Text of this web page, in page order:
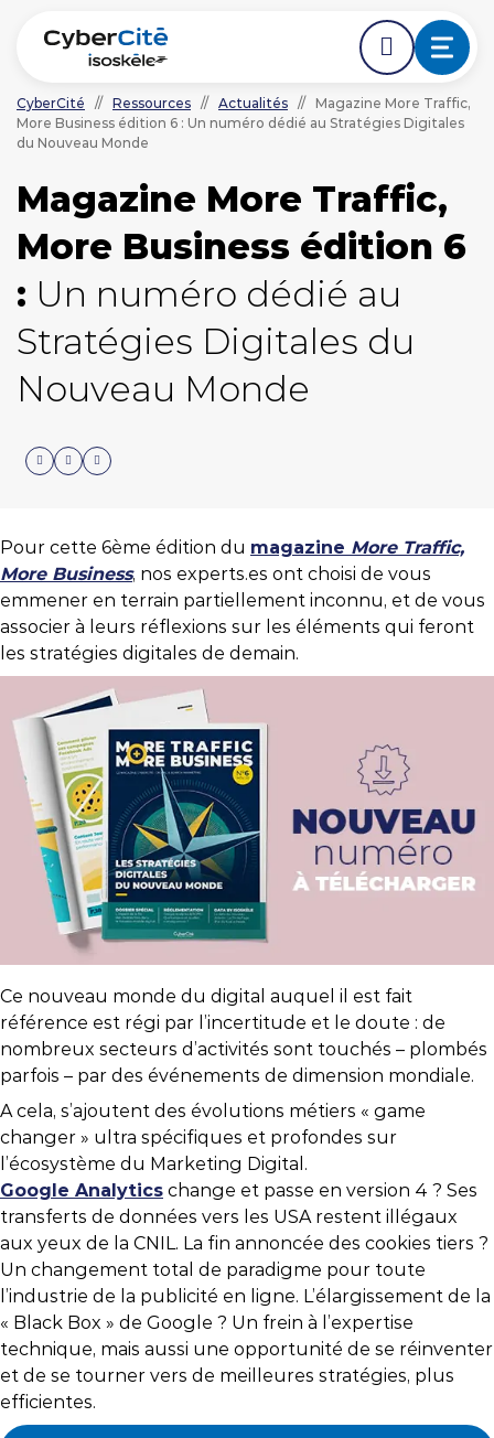
ACCÉDER DIRECTEMENT AU CONTENU PRINCIPAL
L'agence
Ressources
Nos clients
DIRECTEMENT AVANT LE DÉBUT DE LA
CyberCité // Ressources // Actualités // Magazine More Traffic,
More Business édition 6 : Un numéro dédié au Stratégies Digitales
du Nouveau Monde
Magazine More Traffic,
More Business édition 6
: Un numéro dédié au
Stratégies Digitales du
Nouveau Monde
Pour cette 6ème édition du magazine More Traffic,
More Business, nos experts.es ont choisi de vous
emmener en terrain partiellement inconnu, et de vous
associer à leurs réflexions sur les éléments qui feront
les stratégies digitales de demain.
Ce nouveau monde du digital auquel il est fait
référence est régi par l’incertitude et le doute : de
nombreux secteurs d’activités sont touchés – plombés
parfois – par des événements de dimension mondiale.
A cela, s’ajoutent des évolutions métiers « game
changer » ultra spécifiques et profondes sur
l’écosystème du Marketing Digital.
Google Analytics change et passe en version 4 ? Ses
transferts de données vers les USA restent illégaux
aux yeux de la CNIL. La fin annoncée des cookies tiers ?
Un changement total de paradigme pour toute
l’industrie de la publicité en ligne. L’élargissement de la
« Black Box » de Google ? Un frein à l’expertise
technique, mais aussi une opportunité de se réinventer
et de se tourner vers de meilleures stratégies, plus
efficientes.